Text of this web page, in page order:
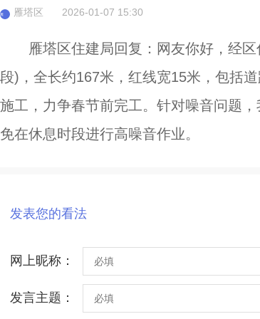
雁 雁塔区 2026-01-07 15:30
雁塔区住建局回复：网友你好，经
段)，全长约167米，红线宽15米，包括
施工，力争春节前完工。针对噪音问题
免在休息时段进行高噪音作业。
发表您的看法
网上昵称：
发言主题：